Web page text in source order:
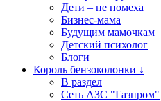
Дети – не помеха
Бизнес-мама
Будущим мамочкам
Детский психолог
Блоги
Король бензоколонки ↓
В раздел
Сеть АЗС "Газпром"